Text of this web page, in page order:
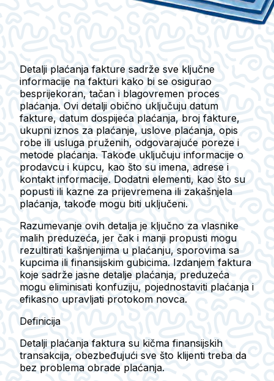
Detalji plaćanja fakture sadrže sve ključne
informacije na fakturi kako bi se osigurao
besprijekoran, tačan i blagovremen proces
plaćanja. Ovi detalji obično uključuju datum
fakture, datum dospijeća plaćanja, broj fakture,
ukupni iznos za plaćanje, uslove plaćanja, opis
robe ili usluga pruženih, odgovarajuće poreze i
metode plaćanja. Takođe uključuju informacije o
prodavcu i kupcu, kao što su imena, adrese i
kontakt informacije. Dodatni elementi, kao što su
popusti ili kazne za prijevremena ili zakašnjela
plaćanja, takođe mogu biti uključeni.
Razumevanje ovih detalja je ključno za vlasnike
malih preduzeća, jer čak i manji propusti mogu
rezultirati kašnjenjima u plaćanju, sporovima sa
kupcima ili finansijskim gubicima. Izdanjem faktura
koje sadrže jasne detalje plaćanja, preduzeća
mogu eliminisati konfuziju, pojednostaviti plaćanja i
efikasno upravljati protokom novca.
Definicija
Detalji plaćanja faktura su kičma finansijskih
transakcija, obezbeđujući sve što klijenti treba da
bez problema obrade plaćanja.